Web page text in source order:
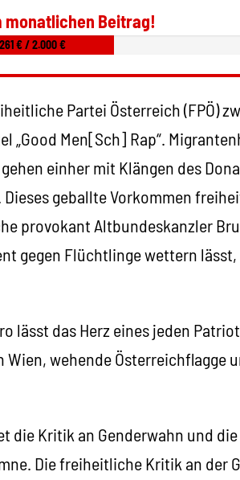
monatlichen Beitrag!
€ / 2.000 €
Partei Österreich (FPÖ)
„Good Men[Sch] Rap“.
einher mit Klängen des
geballte Vorkommen
provokant Altbundeskanzler
gegen Flüchtlinge wettern
lässt das Herz eines jeden
wehende Österreichflagge
die Kritik an Genderwahn und
Die freiheitliche Kritik an der